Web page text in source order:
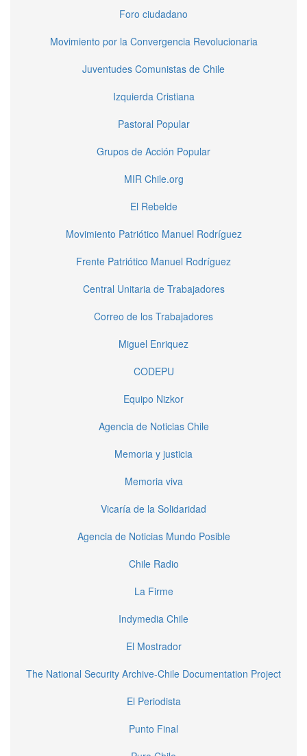
Foro ciudadano
Movimiento por la Convergencia Revolucionaria
Juventudes Comunistas de Chile
Izquierda Cristiana
Pastoral Popular
Grupos de Acción Popular
MIR Chile.org
El Rebelde
Movimiento Patriótico Manuel Rodríguez
Frente Patriótico Manuel Rodríguez
Central Unitaria de Trabajadores
Correo de los Trabajadores
Miguel Enriquez
CODEPU
Equipo Nizkor
Agencia de Noticias Chile
Memoria y justicia
Memoria viva
Vicaría de la Solidaridad
Agencia de Noticias Mundo Posible
Chile Radio
La Firme
Indymedia Chile
El Mostrador
The National Security Archive-Chile Documentation Project
El Periodista
Punto Final